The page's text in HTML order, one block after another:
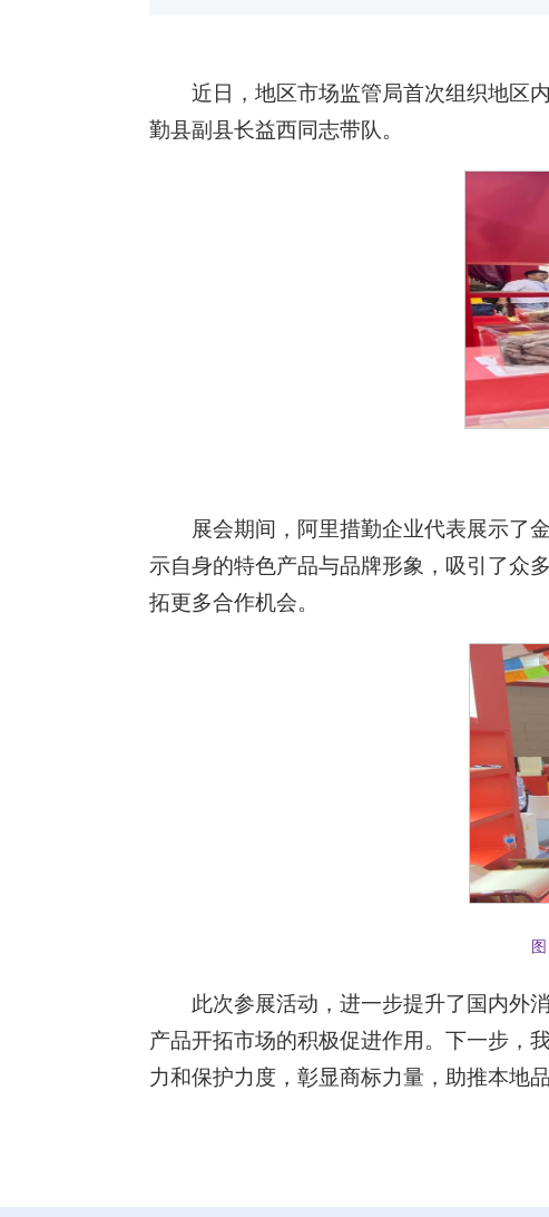
近日，地区市场监管局首次组织地区
勤县副县长益西同志带队。
展会期间，阿里措勤企业代表展示了
示自身的特色产品与品牌形象，吸引了众
拓更多合作机会。
此次参展活动，进一步提升了国内外
产品开拓市场的积极促进作用。下一步，
力和保护力度，彰显商标力量，助推本地